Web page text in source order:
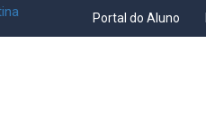
Portal do Aluno